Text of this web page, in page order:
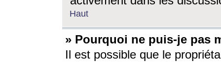
Haut
» Pourquoi ne puis-je pas
Il est possible que le